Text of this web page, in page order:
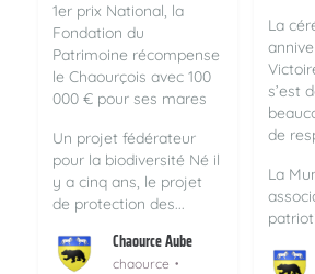
1er prix National, la
Fondation du
Patrimoine récompense
le Chaourçois avec 100
000 € pour ses mares
Un projet fédérateur
pour la biodiversité Né il
y a cinq ans, le projet
de protection des...
Chaource Aube
chaource
La
s’est
de
La